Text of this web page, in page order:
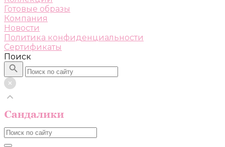
Готовые образы
Компания
Новости
Политика конфиденциальности
Сертификаты
Поиск